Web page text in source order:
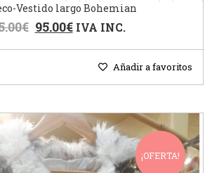
Vestido largo Bohemian
€ 95.00€ IVA INC.
Añadir a favoritos
¡OFERTA!